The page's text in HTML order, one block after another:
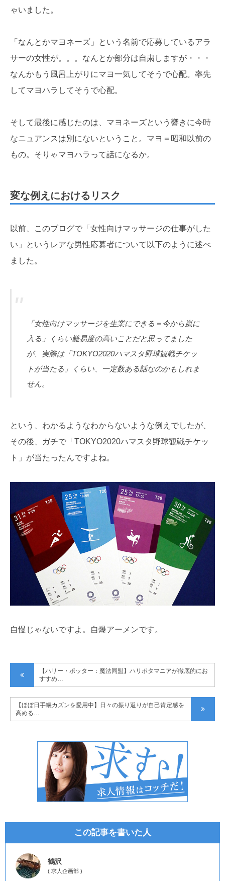
ゃいました。
「なんとかマヨネーズ」という名前で応募しているアラ
サーの女性が。。。なんとか部分は自粛しますが・・・
なんかもう風呂上がりにマヨ一気してそうで心配。率先
してマヨハラしてそうで心配。
そして最後に感じたのは、マヨネーズという響きに今時
なニュアンスは別にないということ。マヨ＝昭和以前の
もの。そりゃマヨハラって話になるか。
変な例えにおけるリスク
以前、このブログで「女性向けマッサージの仕事がした
い」というレアな男性応募者について以下のように述べ
ました。
「女性向けマッサージを生業にできる＝今から嵐に
入る」くらい難易度の高いことだと思ってました
が、実際は「TOKYO2020ハマスタ野球観戦チケッ
トが当たる」くらい、一定数ある話なのかもしれま
せん。
という、わかるようなわからないような例えでしたが、
その後、ガチで「TOKYO2020ハマスタ野球観戦チケッ
ト」が当たったんですよね。
自慢じゃないですよ。自爆アーメンです。
【ハリー・ポッター：魔法同盟】ハリポタマニアが徹底的にお
すすめ…
【ほぼ日手帳カズンを愛用中】日々の振り返りが自己肯定感を
高める…
この記事を書いた人
鶴沢
( 求人企画部 )